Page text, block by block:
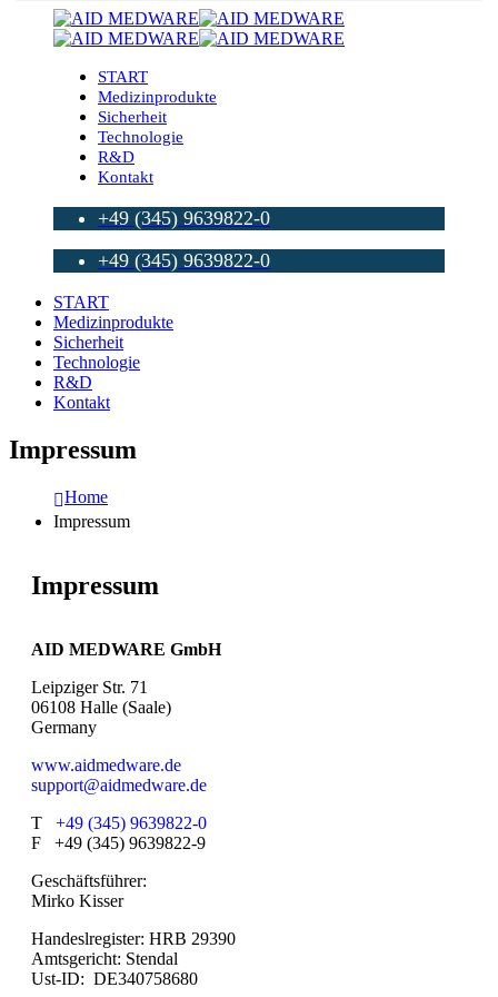
START
Medizinprodukte
Sicherheit
Technologie
R&D
Kontakt
+49 (345) 9639822-0
+49 (345) 9639822-0
START
Medizinprodukte
Sicherheit
Technologie
R&D
Kontakt
Impressum
Home
Impressum
Impressum
AID MEDWARE GmbH
Leipziger Str. 71
06108 Halle (Saale)
Germany
www.aidmedware.de
support@aidmedware.de
T +49 (345) 9639822-0
F +49 (345) 9639822-9
Geschäftsführer:
Mirko Kisser
Handeslregister: HRB 29390
Amtsgericht: Stendal
Ust-ID: DE340758680